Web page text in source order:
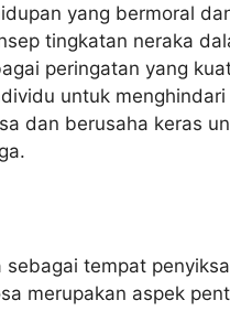
yang bermoral
tingkatan neraka
peringatan yang
untuk menghindari
dan berusaha keras
sebagai tempat
merupakan aspek